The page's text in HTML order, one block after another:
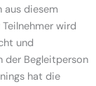
aus diesem
wird
und
der Begleitperson
hat die